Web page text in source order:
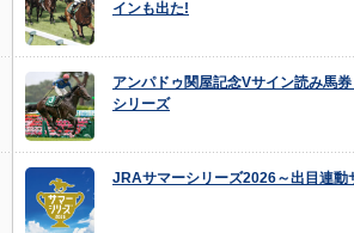
インも出た!
アンパドゥ関屋記念Vサイン読み馬
シリーズ
JRAサマーシリーズ2026～出目連動